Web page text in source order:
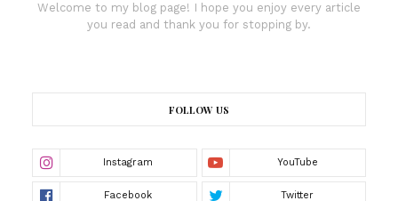
Welcome to my blog page! I hope you enjoy every article
you read and thank you for stopping by.
FOLLOW US